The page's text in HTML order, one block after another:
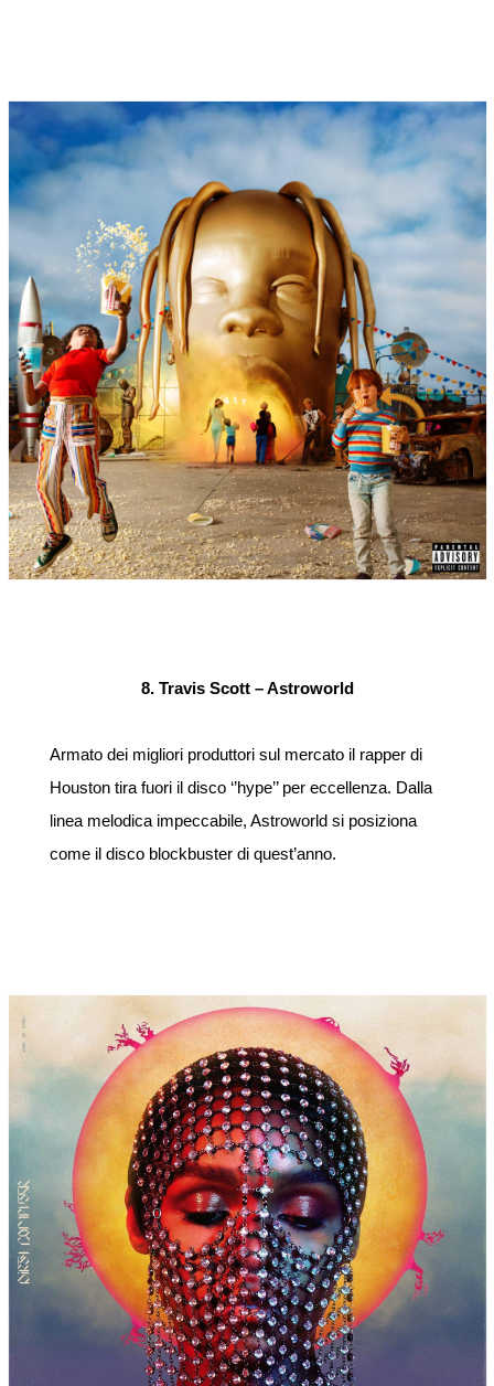
8. Travis Scott – Astroworld
Armato dei migliori produttori sul mercato il rapper di
Houston tira fuori il disco ‘’hype’’ per eccellenza. Dalla
linea melodica impeccabile, Astroworld si posiziona
come il disco blockbuster di quest’anno.